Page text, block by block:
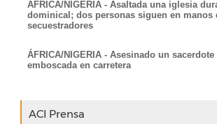
ÁFRICA/NIGERIA - Asaltada una iglesia
dominical; dos personas siguen en manos
secuestradores
ÁFRICA/NIGERIA - Asesinado un sacerdote
emboscada en carretera
ACI Prensa